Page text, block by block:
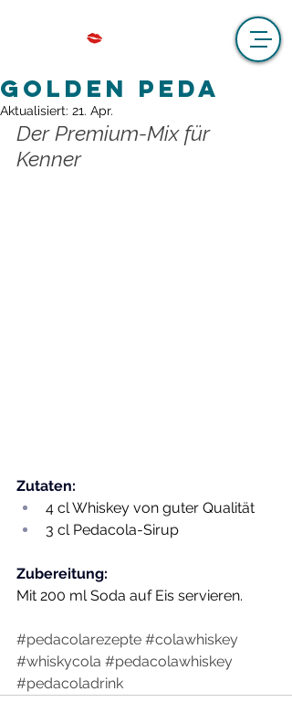
Golden Peda
Aktualisiert: 21. Apr.
Der Premium-Mix für
Kenner
Zutaten:
4 cl Whiskey von guter Qualität
3 cl Pedacola-Sirup
Zubereitung:
Mit 200 ml Soda auf Eis servieren.
#pedacolarezepte #colawhiskey
#whiskycola #pedacolawhiskey
#pedacoladrink